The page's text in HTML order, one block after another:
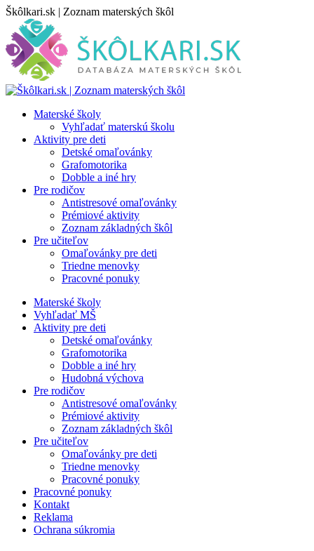
Skip
content
Škôlkari.sk | Zoznam materských škôl
Materské školy
Vyhľadať materskú školu
Aktivity pre deti
Detské omaľovánky
Grafomotorika
Dobble a iné hry
Pre rodičov
Antistresové omaľovánky
Prémiové aktivity
Zoznam základných škôl
Pre učiteľov
Omaľovánky pre deti
Triedne menovky
Pracovné ponuky
Materské školy
Vyhľadať MŠ
Aktivity pre deti
Detské omaľovánky
Grafomotorika
Dobble a iné hry
Hudobná výchova
Pre rodičov
Antistresové omaľovánky
Prémiové aktivity
Zoznam základných škôl
Pre učiteľov
Omaľovánky pre deti
Triedne menovky
Pracovné ponuky
Pracovné ponuky
Kontakt
Reklama
Ochrana súkromia